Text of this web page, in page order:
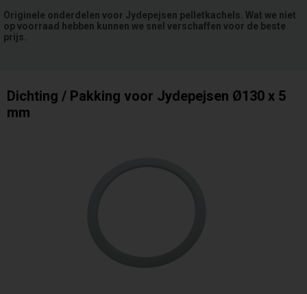
Originele onderdelen voor Jydepejsen pelletkachels. Wat we niet
op voorraad hebben kunnen we snel verschaffen voor de beste
prijs.
Dichting / Pakking voor Jydepejsen Ø130 x 5
mm